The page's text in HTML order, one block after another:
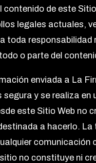
de este
legales actuales,
toda
o parte del
enviada a La
segura y se realiza
este Sitio Web no
a hacerlo.
comunicación
no constituye ni